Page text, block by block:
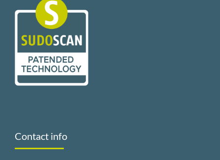
Contact info